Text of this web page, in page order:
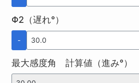
Φ2（遅れ°）
-
最大感度角 計算値（進み°）